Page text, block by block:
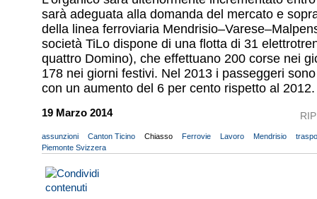
sarà adeguata alla domanda del mercato e
della linea ferroviaria
società TiLo dispone di una flotta di 31
quattro Domino), che effettuano 200 corse nei
178 nei giorni festivi. Nel 2013 i passeggeri
con un aumento del 6 per cento rispetto al
19 Marzo 2014
assunzioni Canton Ticino Chiasso Ferrovie Lavoro Mendrisio
Piemonte Svizzera